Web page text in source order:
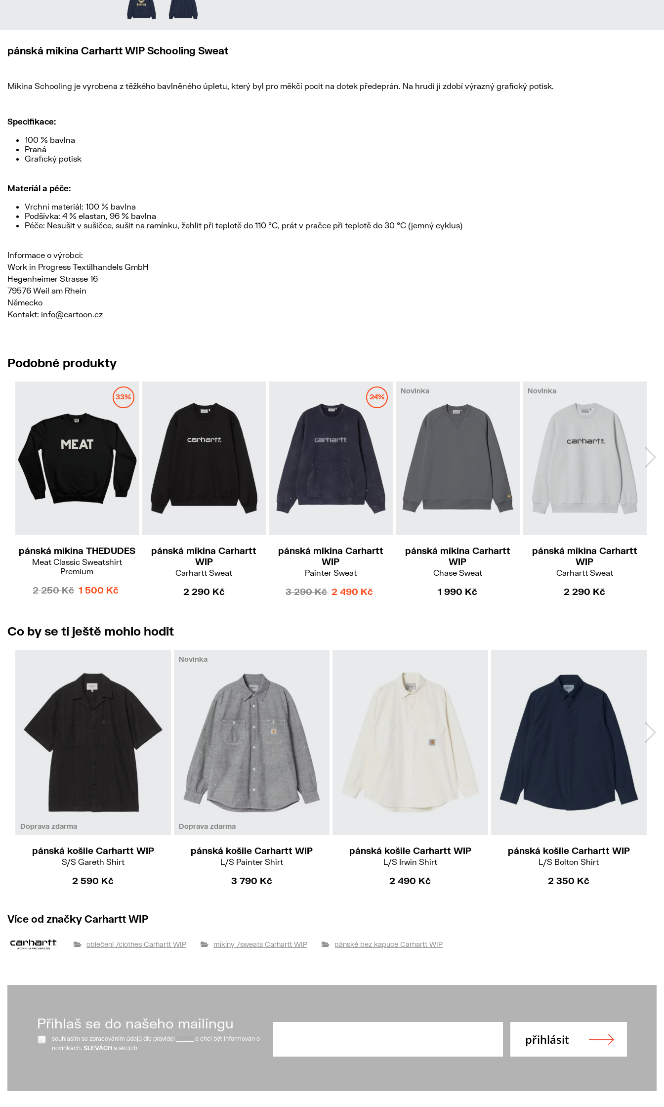
pánská mikina Carhartt WIP Schooling Sweat
Mikina Schooling je vyrobena z těžkého bavlněného úpletu, který byl pro měkčí pocit na dotek předeprán. Na hrudi ji zdobí výrazný grafický potisk.
Specifikace:
100 % bavlna
Praná
Grafický potisk
Materiál a péče:
Vrchní materiál: 100 % bavlna
Podšívka: 4 % elastan, 96 % bavlna
Péče: Nesušit v sušičce, sušit na ramínku, žehlit při teplotě do 110 °C, prát v pračce při teplotě do 30 °C (jemný cyklus)
Informace o výrobci:
Work in Progress Textilhandels GmbH
Hegenheimer Strasse 16
79576 Weil am Rhein
Německo
Kontakt: info@cartoon.cz
Podobné produkty
33%
pánská mikina THEDUDES
Meat Classic Sweatshirt
Premium
2 250 Kč 1 500 Kč
pánská mikina Carhartt
WIP
Carhartt Sweat
2 290 Kč
24%
pánská mikina Carhartt
WIP
Painter Sweat
3 290 Kč 2 490 Kč
Novinka
pánská mikina Carhartt
WIP
Chase Sweat
1 990 Kč
Novinka
pánská mikina Carhartt
WIP
Carhartt Sweat
2 290 Kč
Co by se ti ještě mohlo hodit
Doprava zdarma
S
pánská košile Carhartt WIP
S/S Gareth Shirt
2 590 Kč
Doprava zdarma
Novinka
M
pánská košile Carhartt WIP
L/S Painter Shirt
3 790 Kč
pánská košile Carhartt WIP
L/S Irwin Shirt
2 490 Kč
pánská košile Carhartt WIP
L/S Bolton Shirt
2 350 Kč
Více od značky Carhartt WIP
oblečení /clothes Carhartt WIP mikiny /sweats Carhartt WIP pánské bez kapuce Carhartt WIP
Přihlaš se do našeho mailingu
souhlasím se zpracováním údajů dle pravidel
a chci být informován o
novinkách, SLEVÁCH a akcích